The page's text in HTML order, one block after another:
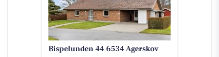
Bispelunden 44 6534 Agerskov